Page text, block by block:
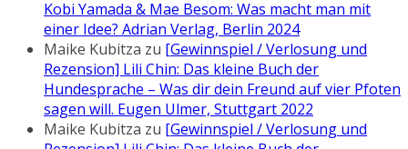
Kobi Yamada & Mae Besom: Was macht man mit
einer Idee? Adrian Verlag, Berlin 2024
Maike Kubitza zu [Gewinnspiel / Verlosung und
Rezension] Lili Chin: Das kleine Buch der
Hundesprache – Was dir dein Freund auf vier Pfoten
sagen will. Eugen Ulmer, Stuttgart 2022
Maike Kubitza zu [Gewinnspiel / Verlosung und